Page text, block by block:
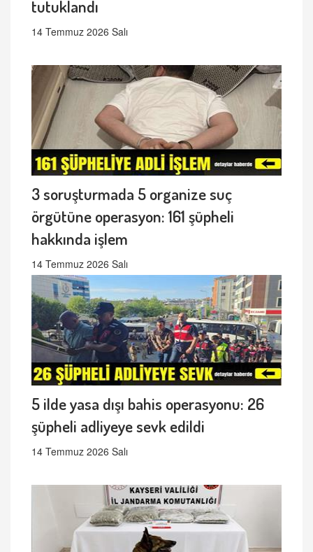
tutuklandı
14 Temmuz 2026 Salı
3 soruşturmada 5 organize suç
örgütüne operasyon: 161 şüpheli
hakkında işlem
14 Temmuz 2026 Salı
5 ilde yasa dışı bahis operasyonu: 26
şüpheli adliyeye sevk edildi
14 Temmuz 2026 Salı